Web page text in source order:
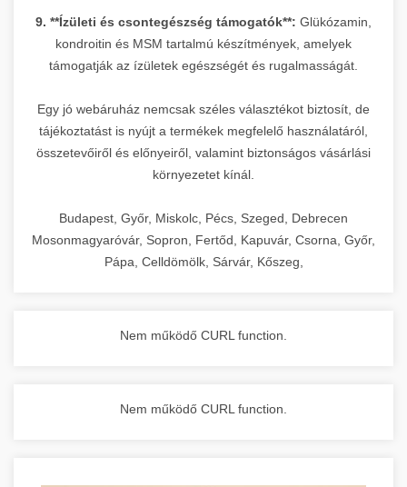
9. **Ízületi és csontegészség támogatók**: Glükózamin,
kondroitin és MSM tartalmú készítmények, amelyek
támogatják az ízületek egészségét és rugalmasságát.
Egy jó webáruház nemcsak széles választékot biztosít, de
tájékoztatást is nyújt a termékek megfelelő használatáról,
összetevőiről és előnyeiről, valamint biztonságos vásárlási
környezetet kínál.
Budapest, Győr, Miskolc, Pécs, Szeged, Debrecen
Mosonmagyaróvár, Sopron, Fertőd, Kapuvár, Csorna, Győr,
Pápa, Celldömölk, Sárvár, Kőszeg,
Nem működő CURL function.
Nem működő CURL function.